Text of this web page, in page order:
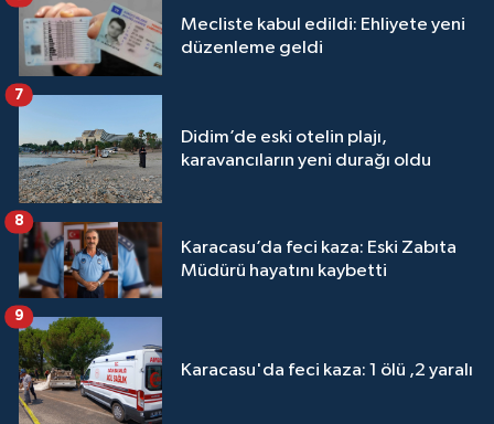
Mecliste kabul edildi: Ehliyete yeni
düzenleme geldi
Didim’de eski otelin plajı,
karavancıların yeni durağı oldu
7
Karacasu’da feci kaza: Eski Zabıta
Müdürü hayatını kaybetti
8
Karacasu'da feci kaza: 1 ölü ,2 yaralı
9